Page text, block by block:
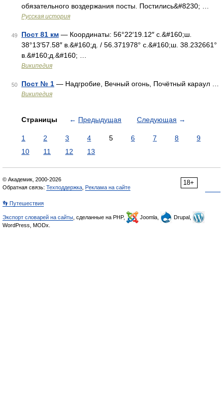
обязательного воздержания посты. Постились&#8230; …
Русская история
49 Пост 81 км — Координаты: 56°22′19.12″ с.&#160;ш.
38°13′57.58″ в.&#160;д. / 56.371978° с.&#160;ш. 38.232661°
в.&#160;д.&#160; …
Википедия
50 Пост № 1 — Надгробие, Вечный огонь, Почётный караул …
Википедия
Страницы ← Предыдущая Следующая →
1 2 3 4 5 6 7 8
9
10
11 12 13
18+
© Академик, 2000-2026
Обратная связь: Техподдержка Реклама на сайте
👣 Путешествия
Экспорт словарей на сайты , сделанные на PHP, Joomla,
Drupal,
WordPress, MODx.